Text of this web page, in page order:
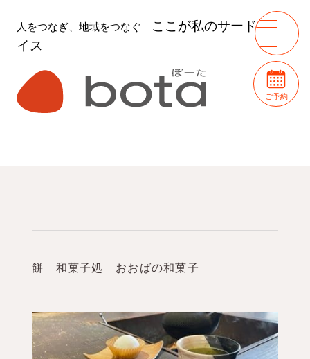
人をつなぎ、地域をつなぐ
ここが私のサードプレ
イス
ご予約
餅 和菓子処 おおばの和菓子